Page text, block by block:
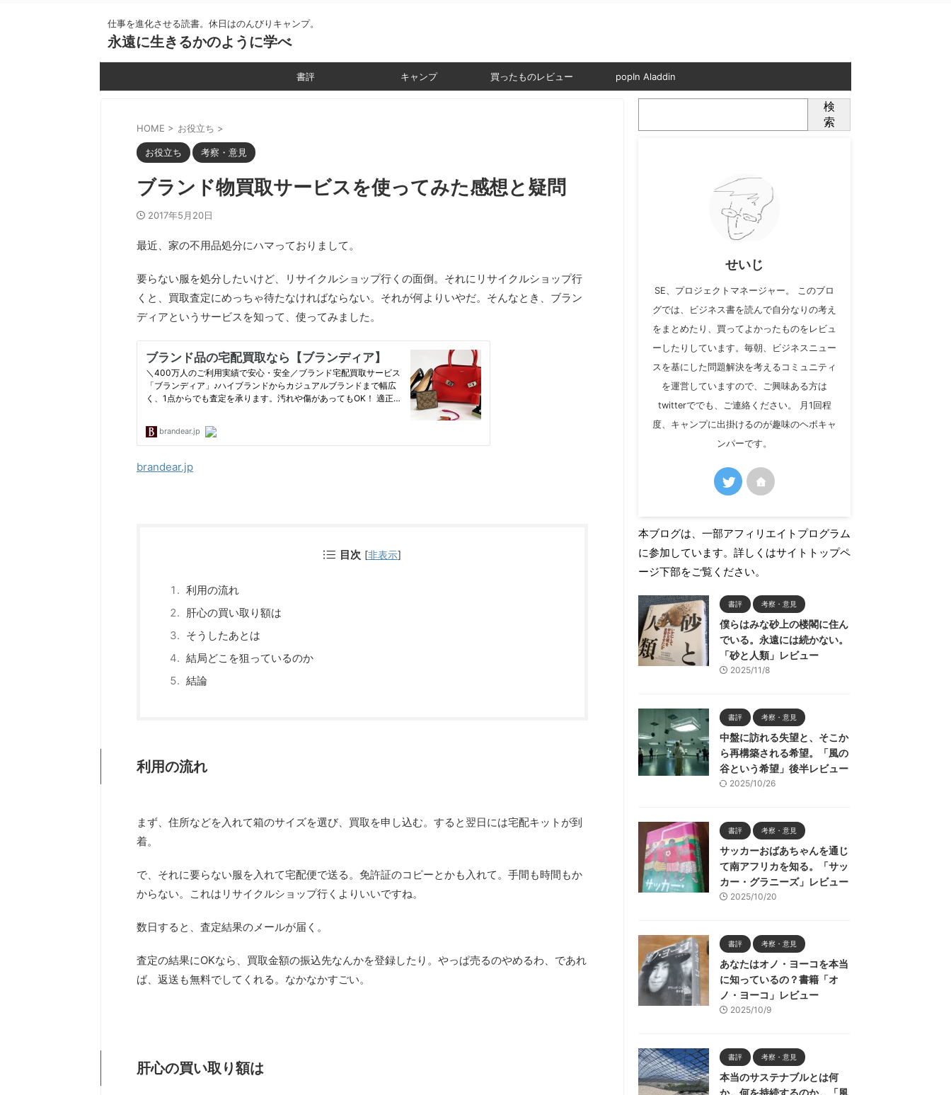
仕事を進化させる読書。休日はのんびりキャンプ。
永遠に生きるかのように学べ
書評 キャンプ 買ったものレビュー popIn Aladdin
HOME > お役立ち >
お役立ち 考察・意見
ブランド物買取サービスを使ってみた感想と疑問
2017年5月20日
最近、家の不用品処分にハマっておりまして。
要らない服を処分したいけど、リサイクルショップ行くの面倒。それにリサイクルショップ行
くと、買取査定にめっちゃ待たなければならない。それが何よりいやだ。そんなとき、ブラン
ディアというサービスを知って、使ってみました。
brandear.jp
目次 [非表示]
利用の流れ
肝心の買い取り額は
そうしたあとは
結局どこを狙っているのか
結論
利用の流れ
まず、住所などを入れて箱のサイズを選び、買取を申し込む。すると翌日には宅配キットが到
着。
で、それに要らない服を入れて宅配便で送る。免許証のコピーとかも入れて。手間も時間もか
からない。これはリサイクルショップ行くよりいいですね。
数日すると、査定結果のメールが届く。
査定の結果にOKなら、買取金額の振込先なんかを登録したり。やっぱ売るのやめるわ、であれ
ば、返送も無料でしてくれる。なかなかすごい。
肝心の買い取り額は
検
索
せいじ
SE、プロジェクトマネージャー。 このブロ
グでは、ビジネス書を読んで自分なりの考え
をまとめたり、買ってよかったものをレビュ
ーしたりしています。毎朝、ビジネスニュー
スを基にした問題解決を考えるコミュニティ
を運営していますので、ご興味ある方は
twitterででも、ご連絡ください。 月1回程
度、キャンプに出掛けるのが趣味のヘボキャ
ンパーです。
本ブログは、一部アフィリエイトプログラム
に参加しています。詳しくはサイトトップペ
ージ下部をご覧ください。
書評 考察・意見
僕らはみな砂上の楼閣に住ん
でいる。永遠には続かない。
「砂と人類」レビュー
2025/11/8
書評 考察・意見
中盤に訪れる失望と、そこか
ら再構築される希望。「風の
谷という希望」後半レビュー
2025/10/26
書評 考察・意見
サッカーおばあちゃんを通じ
て南アフリカを知る。「サッ
カー・グラニーズ」レビュー
2025/10/20
書評 考察・意見
あなたはオノ・ヨーコを本当
に知っているの？書籍「オ
ノ・ヨーコ」レビュー
2025/10/9
書評 考察・意見
本当のサステナブルとは何
か。何を持続するのか。「風